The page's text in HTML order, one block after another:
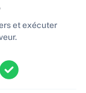
et exécuter